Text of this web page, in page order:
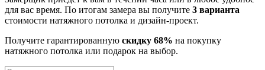
для вас время. По итогам замера вы получите 3 варианта
стоимости натяжного потолка и дизайн-проект.
Получите гарантированную скидку 68% на покупку
натяжного потолка или подарок на выбор.